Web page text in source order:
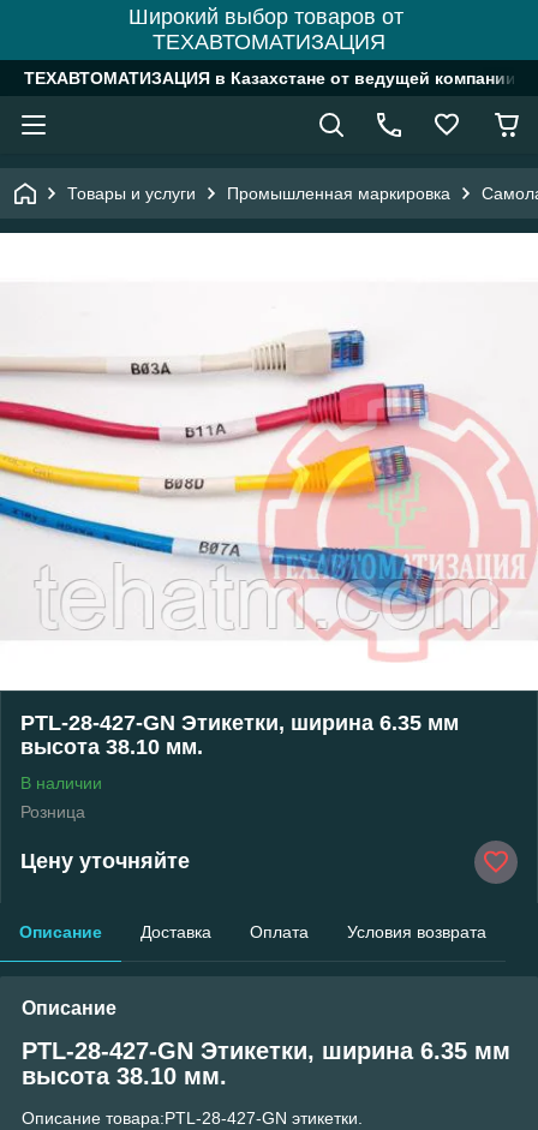
Широкий выбор товаров от
ТЕХАВТОМАТИЗАЦИЯ
ТЕХАВТОМАТИЗАЦИЯ в Казахстане от ведущей компании
Товары и услуги Промышленная маркировка
PTL-28-427-GN Этикетки, ширина 6.35 мм
высота 38.10 мм.
В наличии
Розница
Цену уточняйте
Описание Доставка Оплата Условия возврата
Описание
PTL-28-427-GN Этикетки, ширина 6.35 мм
высота 38.10 мм.
Описание товара:PTL-28-427-GN этикетки.